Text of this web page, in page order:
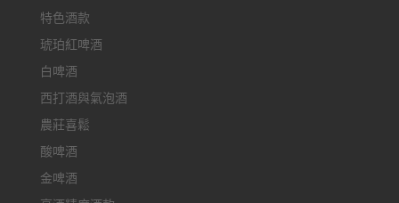
特色酒款
琥珀紅啤酒
白啤酒
西打酒與氣泡酒
農莊喜鬆
酸啤酒
金啤酒